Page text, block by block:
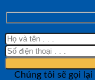
Chúng tôi sẽ gọi